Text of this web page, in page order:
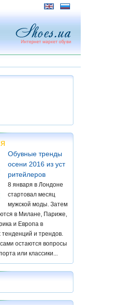
Обувные тренды
осени 2016 из уст
ритейлеров
8 января в Лондоне
стартовал месяц
мужской моды. Затем
в Милане, Париже,
и Европа в
и трендов.
остаются вопросы
или классики...